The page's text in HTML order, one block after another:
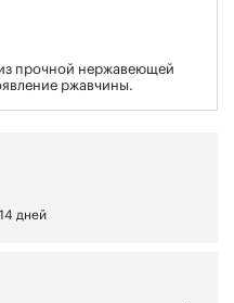
прочной нержавеющей
ржавчины.
дней